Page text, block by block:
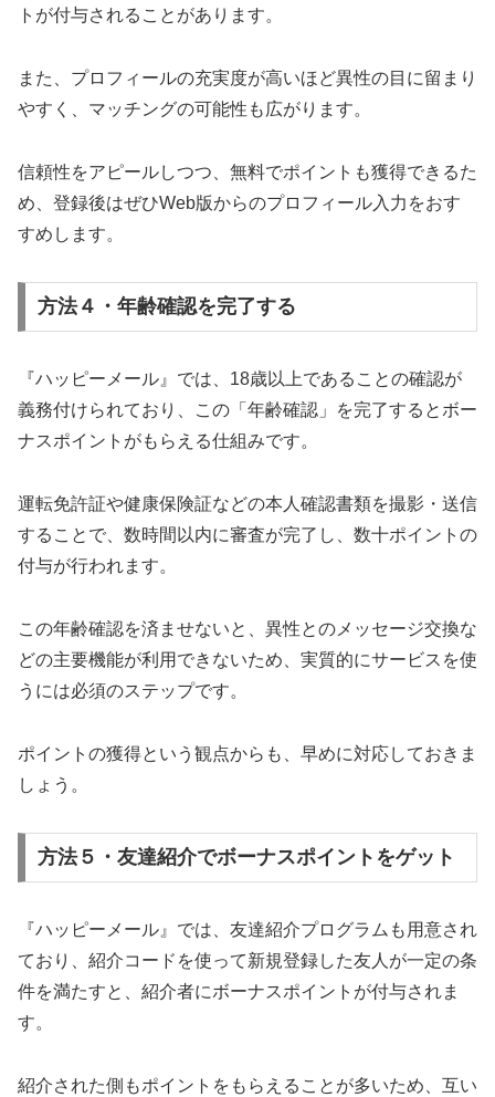
トが付与されることがあります。
また、プロフィールの充実度が高いほど異性の目に留まり
やすく、マッチングの可能性も広がります。
信頼性をアピールしつつ、無料でポイントも獲得できるた
め、登録後はぜひWeb版からのプロフィール入力をおす
すめします。
方法４・年齢確認を完了する
『ハッピーメール』では、18歳以上であることの確認が
義務付けられており、この「年齢確認」を完了するとボー
ナスポイントがもらえる仕組みです。
運転免許証や健康保険証などの本人確認書類を撮影・送信
することで、数時間以内に審査が完了し、数十ポイントの
付与が行われます。
この年齢確認を済ませないと、異性とのメッセージ交換な
どの主要機能が利用できないため、実質的にサービスを使
うには必須のステップです。
ポイントの獲得という観点からも、早めに対応しておきま
しょう。
方法５・友達紹介でボーナスポイントをゲット
『ハッピーメール』では、友達紹介プログラムも用意され
ており、紹介コードを使って新規登録した友人が一定の条
件を満たすと、紹介者にボーナスポイントが付与されま
す。
紹介された側もポイントをもらえることが多いため、互い